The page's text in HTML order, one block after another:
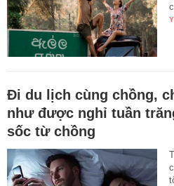
Đi du lịch cùng chồng,
như được nghỉ tuần
sốc từ chồng